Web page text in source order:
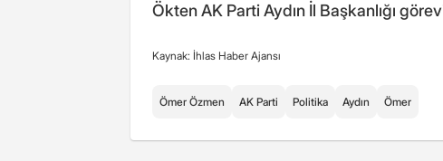
Ökten AK Parti Aydın İl Başkanlığı
Kaynak: İhlas Haber Ajansı
Ömer Özmen AK Parti Politika Aydın Ömer